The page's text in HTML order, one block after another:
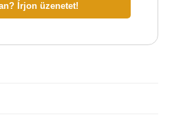
Írjon üzenetet!